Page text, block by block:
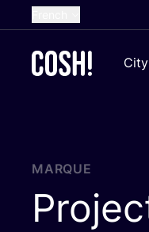
Dutch
Croatian
MARQUE